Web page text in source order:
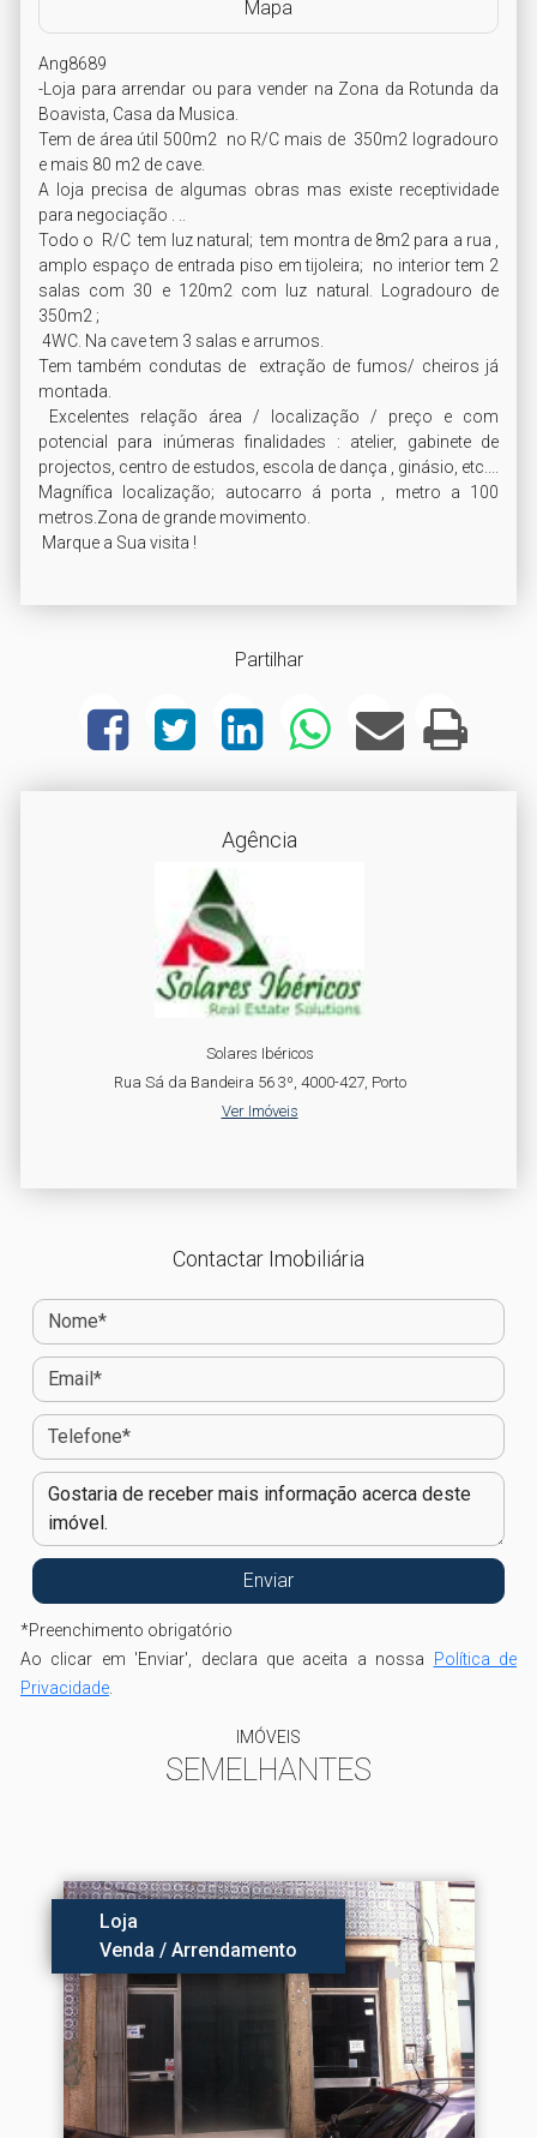
Partilhar
Agência
Solares Ibéricos
Rua Sá da Bandeira 56 3º, 4000-427, Porto
Ver Imóveis
Contactar Imobiliária
*Preenchimento obrigatório
Ao clicar em 'Enviar', declara que aceita a nossa Política de
Privacidade
Mapa
Ang8689
-Loja para arrendar ou para vender na Zona da Rotunda da
Boavista, Casa da Musica.
Tem de área útil 500m2  no R/C mais de  350m2 logradouro
e mais 80 m2 de cave.
A loja precisa de algumas obras mas existe receptividade
para negociação . ..
Todo o  R/C  tem luz natural;  tem montra de 8m2 para a rua ,
amplo espaço de entrada piso em tijoleira;  no interior tem 2
salas com 30 e 120m2 com luz natural. Logradouro de
350m2 ;
Tem também condutas de  extração de fumos/ cheiros já
montada.
potencial para inúmeras finalidades : atelier, gabinete de
projectos, centro de estudos, escola de dança , ginásio, etc....
Magnífica localização; autocarro á porta , metro a 100
metros.Zona de grande movimento.
Marque a Sua visita !
IMÓVEIS
SEMELHANTES
Loja
Venda / Arrendamento